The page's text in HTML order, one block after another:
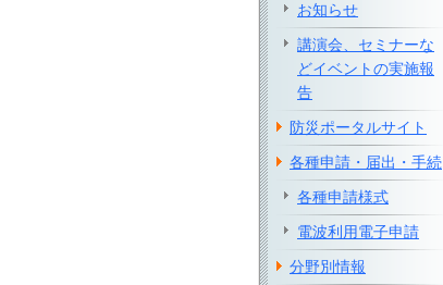
お知らせ
講演会、セミナーな
どイベントの実施報
告
防災ポータルサイト
各種申請・届出・手続
各種申請様式
電波利用電子申請
分野別情報